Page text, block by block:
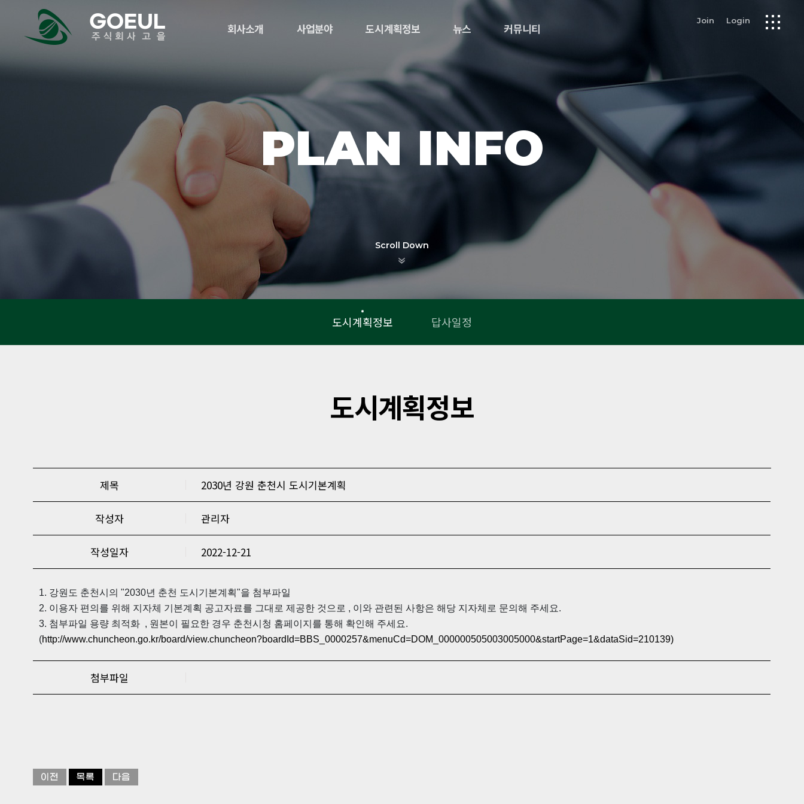
logo Join Login
뉴
회사소개 사업분야 도시계획정보 뉴스 커뮤니티
PLAN INFO
Scroll Down
도시계획정보 답사일정
도시계획정보
제목 2030년 강원 춘천시 도시기본계획
작성자 관리자
작성일자 2022-12-21
1. 강원도 춘천시의 "2030년 춘천 도시기본계획"을 첨부파일
2. 이용자 편의를 위해 지자체 기본계획 공고자료를 그대로 제공한 것으로 , 이와 관련된 사항은 해당 지자체로 문의해 주세요.
3. 첨부파일 용량 최적화 , 원본이 필요한 경우 춘천시청 홈페이지를 통해 확인해 주세요.
(http://www.chuncheon.go.kr/board/view.chuncheon?boardId=BBS_0000257&menuCd=DOM_000000505003005000&startPage=1&dataSid=210139)
첨부파일